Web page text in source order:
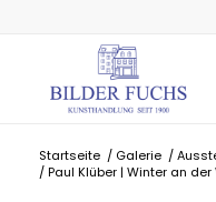
Startseite / Galerie /
/ Paul Klüber | Winter an